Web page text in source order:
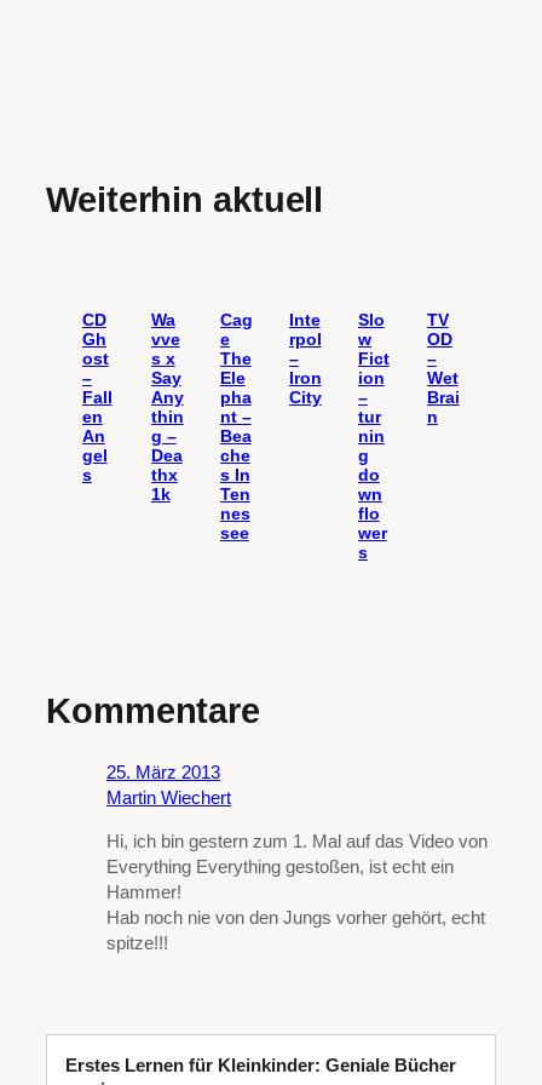
Weiterhin aktuell
CD
Gh
ost
–
Fall
en
An
gel
s
Wa
vve
s x
Say
Any
thin
g –
Dea
thx
1k
Cag
e
The
Ele
pha
nt –
Bea
che
s In
Ten
nes
see
Inte
rpol
–
Iron
City
Slo
w
Fict
ion
–
tur
nin
g
do
wn
flo
wer
s
TV
OD
–
Wet
Brai
n
Kommentare
25. März 2013
Martin Wiechert
Hi, ich bin gestern zum 1. Mal auf das Video von
Everything Everything gestoßen, ist echt ein
Hammer!
Hab noch nie von den Jungs vorher gehört, echt
spitze!!!
Erstes Lernen für Kleinkinder: Geniale Bücher